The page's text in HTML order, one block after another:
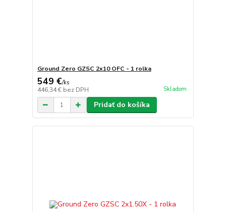
Ground Zero GZSC 2x10 OFC - 1 rolka
549 €/ks
446,34 € bez DPH Skladom
Pridať do košíka